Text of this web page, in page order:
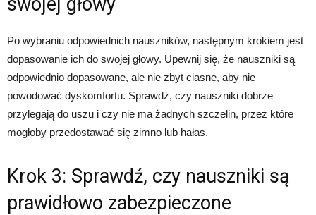
Po wybraniu odpowiednich nauszników, następnym krokiem jest
dopasowanie ich do swojej głowy. Upewnij się, że nauszniki są
odpowiednio dopasowane, ale nie zbyt ciasne, aby nie
powodować dyskomfortu. Sprawdź, czy nauszniki dobrze
przylegają do uszu i czy nie ma żadnych szczelin, przez które
mogłoby przedostawać się zimno lub hałas.
Krok 3: Sprawdź, czy nauszniki są
prawidłowo zabezpieczone